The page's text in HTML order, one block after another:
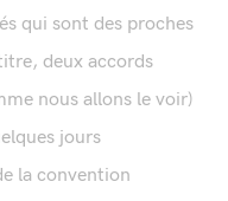
qui sont des proches
deux accords
nous allons le voir)
jours
la convention